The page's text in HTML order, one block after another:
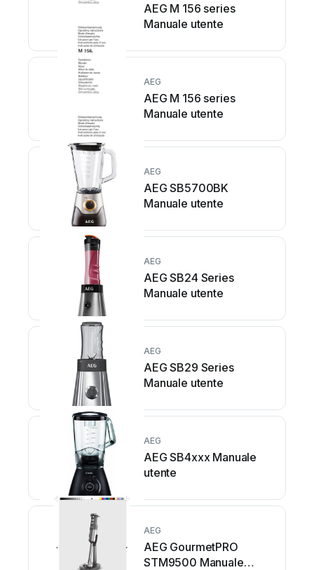
AEG M 156 series
Manuale utente
AEG
AEG M 156 series
Manuale utente
AEG
AEG SB5700BK
Manuale utente
AEG
AEG SB24 Series
Manuale utente
AEG
AEG SB29 Series
Manuale utente
AEG
AEG SB4xxx Manuale
utente
AEG
AEG GourmetPRO
STM9500 Manuale